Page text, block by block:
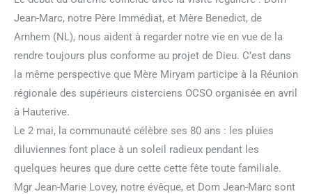
Jean-Marc, notre Père Immédiat, et Mère Benedict, de
Arnhem (NL), nous aident à regarder notre vie en vue de la
rendre toujours plus conforme au projet de Dieu. C’est dans
la même perspective que Mère Miryam participe à la Réunion
régionale des supérieurs cisterciens OCSO organisée en avril
à Hauterive.
Le 2 mai, la communauté célèbre ses 80 ans : les pluies
diluviennes font place à un soleil radieux pendant les
quelques heures que dure cette cette fête toute familiale.
Mgr Jean-Marie Lovey, notre évêque, et Dom Jean-Marc sont